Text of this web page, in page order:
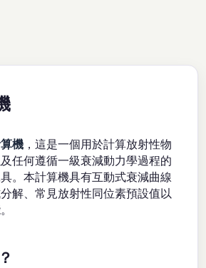
機 ，這是一個用於計算放射性物
任何遵循一級衰減動力學過程的
。本計算機具有互動式衰減曲線
解、常見放射性同位素預設值以